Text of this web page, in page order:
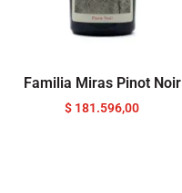
Familia Miras Pinot Noir
$ 181.596,00